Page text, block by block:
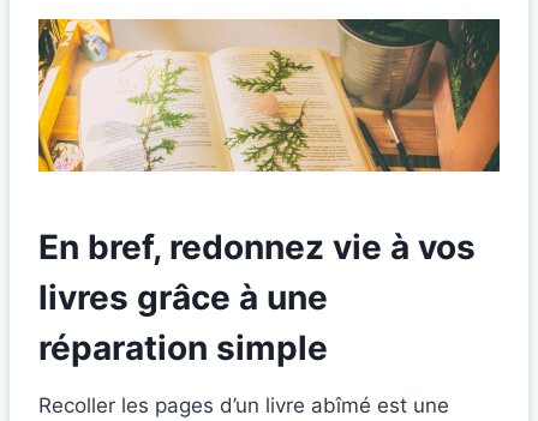
En bref, redonnez vie à vos
livres grâce à une
réparation simple
Recoller les pages d’un livre abîmé est une